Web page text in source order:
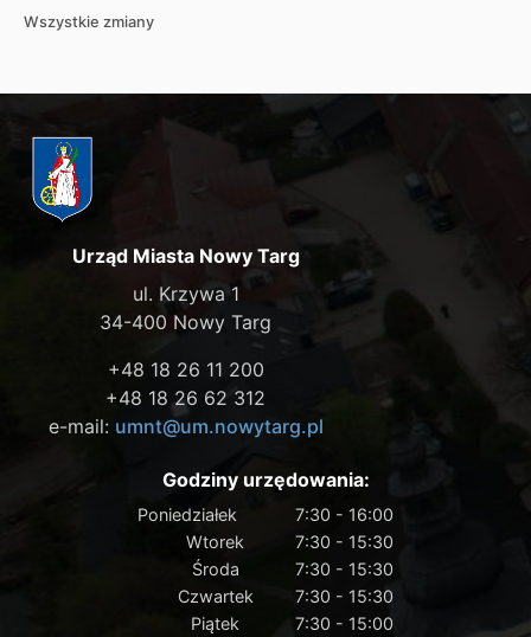
Wszystkie zmiany
Urząd Miasta Nowy Targ
ul. Krzywa 1
34-400 Nowy Targ
+48 18 26 11 200
+48 18 26 62 312
e-mail: umnt@um.nowytarg.pl
Godziny urzędowania:
Poniedziałek
7:30 - 16:00
Wtorek
7:30 - 15:30
Środa
7:30 - 15:30
Czwartek
7:30 - 15:30
Piątek
7:30 - 15:00